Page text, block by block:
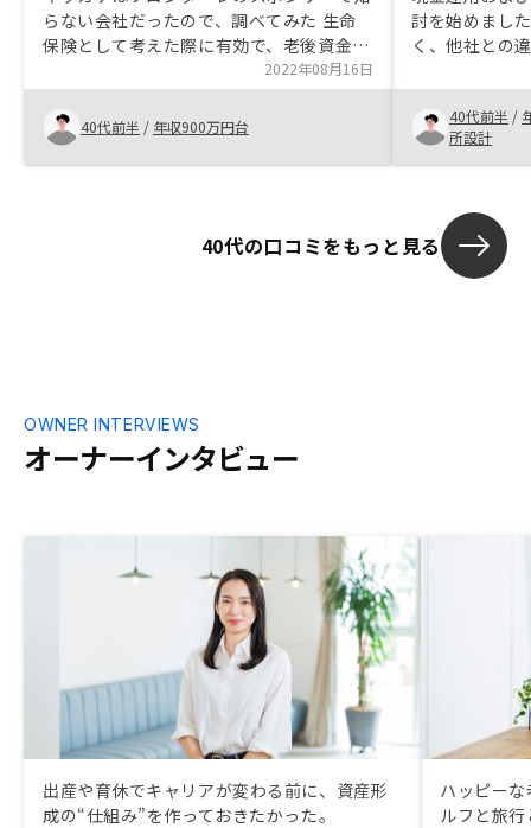
らない会社だったので、調べてみた 生命
保険として考えた際に有効で、老後資金を
作れるため、セールス上の弱点が見つけら
れなかった 営業担当者の回答は早く時間
調整がスムーズだったアプリの検索機能
2022年08月16日
40代前半 / 年収900万円台
討を始めまし
く、他社との
付けず状況を
てくれたこと
こと、また保
にも粘り強く
きました。い
ピーディに対
らも投資の良
40代前半 /
所設計
40代の口コミをもっと見る
オーナーインタビュー
OWNER INTERVIEWS
出産や育休でキャリアが変わる前に、資産形
成の“仕組み”を作っておきたかった。
ハッピー
ルフと旅